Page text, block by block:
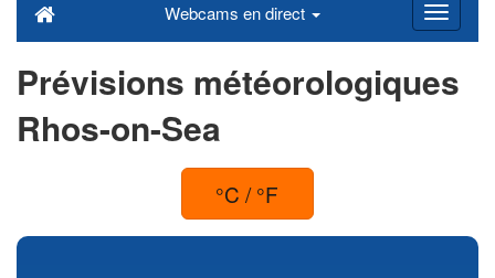
Webcams en direct
Prévisions météorologiques
Rhos-on-Sea
°C / °F